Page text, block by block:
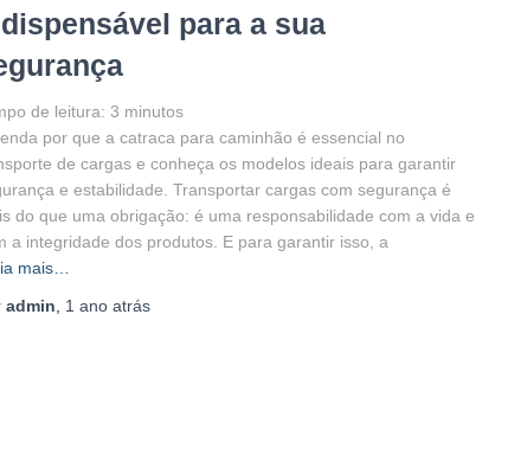
para a sua
de leitura: 3 minutos
por que a catraca para caminhão é essencial no
de cargas e conheça os modelos ideais para garantir
e estabilidade. Transportar cargas com segurança é
do que uma obrigação: é uma responsabilidade com a vida e
a integridade dos produtos. E para garantir isso, a
mais…
admin 1 ano atrás